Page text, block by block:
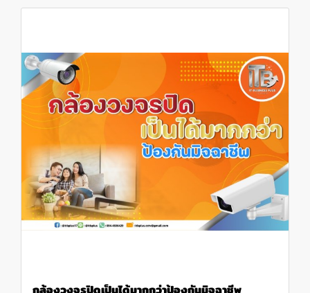
กล้องวงจรปิดเป็นได้มากกว่าป้องกันมิจฉาชีพ